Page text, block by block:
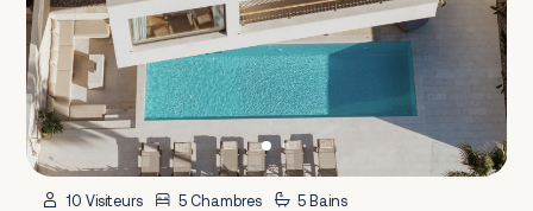
10 Visiteurs 5 Chambres 5 Bains